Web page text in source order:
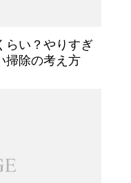
らい？やりすぎ
掃除の考え方